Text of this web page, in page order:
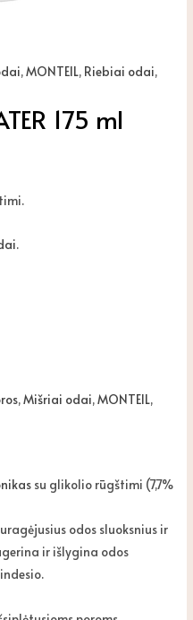
,MONTEIL, Riebiai odai,
175 ml
.
,Mišriai odai,MONTEIL,
su glikolio rūgštimi (7,7%
odos sluoksnius ir
ir išlygina odos